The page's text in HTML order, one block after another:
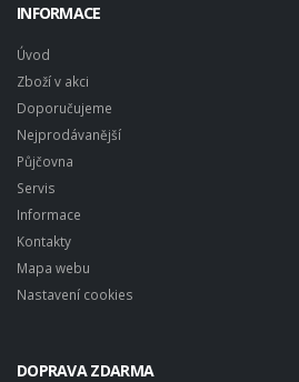
INFORMACE
Úvod
Zboží v akci
Doporučujeme
Nejprodávanější
Půjčovna
Servis
Informace
Kontakty
Mapa webu
Nastavení cookies
DOPRAVA ZDARMA